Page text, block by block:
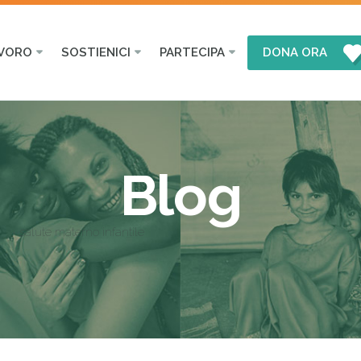
SOSTIENICI PARTECIPA DONA ORA
Blog
salute materno infantile